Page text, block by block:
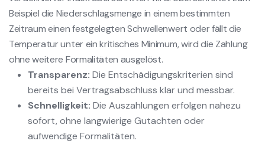
Beispiel die Niederschlagsmenge in einem bestimmten
Zeitraum einen festgelegten Schwellenwert oder fällt die
Temperatur unter ein kritisches Minimum, wird die Zahlung
ohne weitere Formalitäten ausgelöst.
Transparenz: Die Entschädigungskriterien sind
bereits bei Vertragsabschluss klar und messbar.
Schnelligkeit: Die Auszahlungen erfolgen nahezu
sofort, ohne langwierige Gutachten oder
aufwendige Formalitäten.